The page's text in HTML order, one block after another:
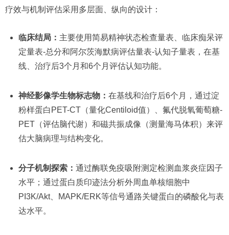
疗效与机制评估采用多层面、纵向的设计：
临床结局： 主要使用简易精神状态检查量表、临床痴呆评
定量表-总分和阿尔茨海默病评估量表-认知子量表，在基
线、治疗后3个月和6个月评估认知功能。
神经影像学生物标志物： 在基线和治疗后6个月，通过淀
粉样蛋白PET-CT（量化Centiloid值）、氟代脱氧葡萄糖-
PET（评估脑代谢）和磁共振成像（测量海马体积）来评
估大脑病理与结构变化。
分子机制探索： 通过酶联免疫吸附测定检测血浆炎症因子
水平；通过蛋白质印迹法分析外周血单核细胞中
PI3K/Akt、MAPK/ERK等信号通路关键蛋白的磷酸化与表
达水平。